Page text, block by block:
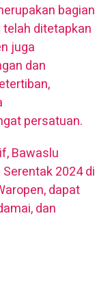
bagian
ditetapkan
juga
dan
persatuan.
Bawaslu
2024 di
dapat
dan